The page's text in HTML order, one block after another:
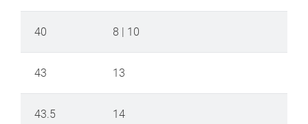
40 8 | 10
43 13
43.5 14